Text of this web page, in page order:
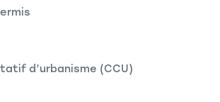
d’urbanisme (CCU)